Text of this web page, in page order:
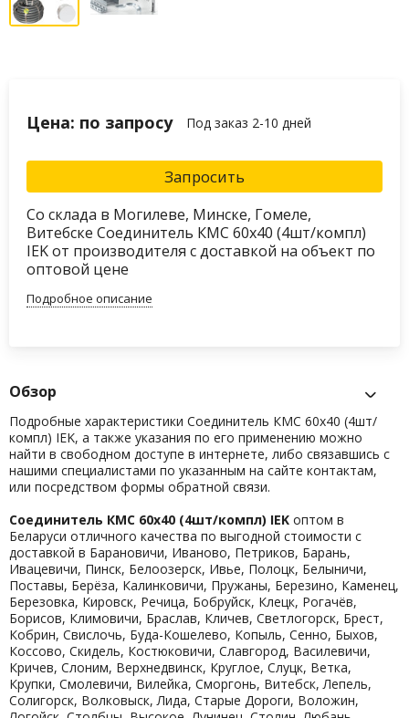
Цена: по запросу Под заказ 2-10 дней
Запросить
Со склада в Могилеве, Минске, Гомеле,
Витебске Соединитель КМС 60x40 (4шт/компл)
IEK от производителя с доставкой на объект по
оптовой цене
Подробное описание
Обзор
Подробные характеристики Соединитель КМС 60x40 (4шт/
компл) IEK, а также указания по его применению можно
найти в свободном доступе в интернете, либо связавшись с
нашими специалистами по указанным на сайте контактам,
или посредством формы обратной связи.
Соединитель КМС 60x40 (4шт/компл) IEKоптом в
Беларуси отличного качества по выгодной стоимости с
доставкой в Барановичи, Иваново, Петриков, Барань,
Ивацевичи, Пинск, Белоозерск, Ивье, Полоцк, Белыничи,
Поставы, Берёза, Калинковичи, Пружаны, Березино, Каменец,
Березовка, Кировск, Речица, Бобруйск, Клецк, Рогачёв,
Борисов, Климовичи, Браслав, Кличев, Светлогорск, Брест,
Кобрин, Свислочь, Буда-Кошелево, Копыль, Сенно, Быхов,
Коссово, Скидель, Костюковичи, Славгород, Василевичи,
Кричев, Слоним, Верхнедвинск, Круглое, Слуцк, Ветка,
Крупки, Смолевичи, Вилейка, Сморгонь, Витебск, Лепель,
Солигорск, Волковыск, Лида, Старые Дороги, Воложин,